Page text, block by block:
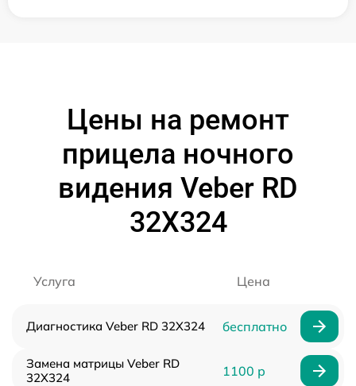
Цены на ремонт
прицела ночного
видения Veber RD
32X324
Услуга Цена
Диагностика Veber RD 32X324 бесплатно
Замена матрицы Veber RD
32X324
1100 р